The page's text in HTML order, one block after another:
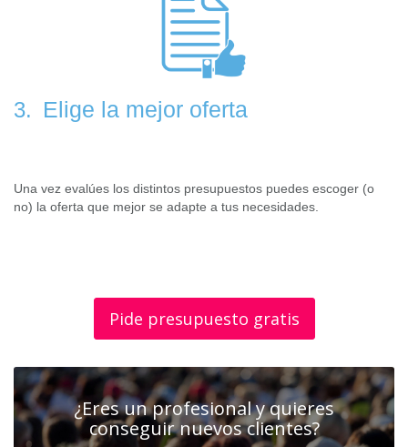
3. Elige la mejor oferta
Una vez evalúes los distintos presupuestos puedes escoger (o
no) la oferta que mejor se adapte a tus necesidades.
Pide presupuesto gratis
¿Eres un profesional y quieres
conseguir nuevos clientes?